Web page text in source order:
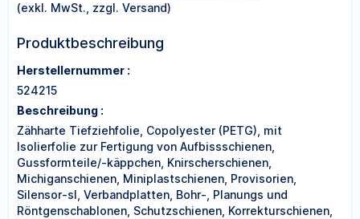
(exkl. MwSt., zzgl. Versand)
Produktbeschreibung
Herstellernummer :
524215
Beschreibung :
Zähharte Tiefziehfolie, Copolyester (PETG), mit
Isolierfolie zur Fertigung von Aufbissschienen,
Gussformteile/-käppchen, Knirscherschienen,
Michiganschienen, Miniplastschienen, Provisorien,
Silensor-sl, Verbandplatten, Bohr-, Planungs und
Röntgenschablonen, Schutzschienen, Korrekturschienen,